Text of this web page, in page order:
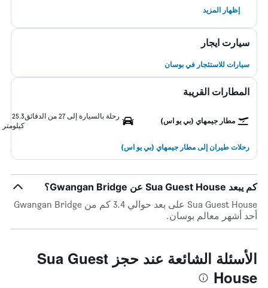
إظهار المزيد
سيارت ايجار
سيارات للاستئجار في بوسان
المطارات القريبة
مطار جيمهاي (بي يو اس)
رحلة بالسيارة إلى 27 من الدقائق
25.3
كيلومتر
رحلات طيران إلى مطار جيمهاي (بي يو اس)
كم يبعد Sua Guest House عن Gwangan Bridge؟
Sua Guest House على بعد حوالي 3.4 كم من Gwangan Bridge
أحد أشهر معالم بوسان.
الأسئلة الشائعة عند حجز Sua Guest
House